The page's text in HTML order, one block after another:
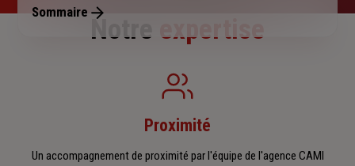
Sommaire
Notre expertise
Proximité
Un accompagnement de proximité par l'équipe de l'agence CAMI